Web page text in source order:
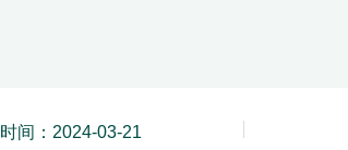
时间：2024-03-21